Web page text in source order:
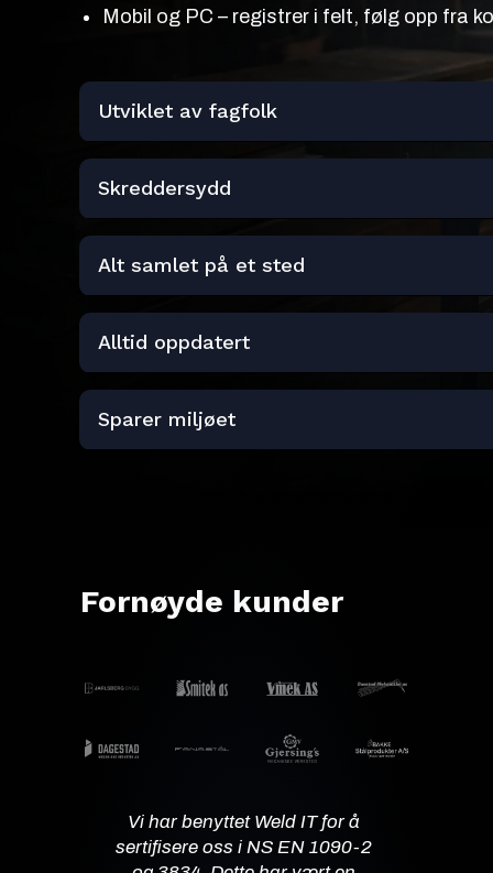
Mobil og PC – registrer i felt, følg opp fra
Utviklet av fagfolk
Skreddersydd
Alt samlet på et sted
Alltid oppdatert
Sparer miljøet
Fornøyde kunder
Vi har benyttet Weld IT for å
sertifisere oss i NS EN 1090-2